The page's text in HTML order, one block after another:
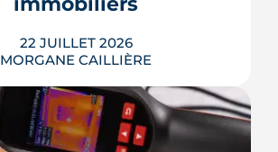
LIRE L'ARTICLE
22 JUILLET 2026
MORGANE CAILLIÈRE